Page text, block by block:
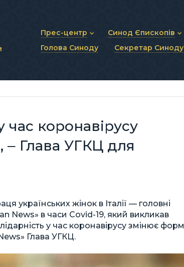
Прес-центр
Новини та анонси
Синод Єпископів
Статут Синоду
Синодальні органи
Голова Синоду Секретар Синоду
час коронавірусу
‒ Глава УГКЦ для
українських жінок в Італії — головні
News» в часи Covid-19, який викликав
у час коронавірусу змінює
Глава УГКЦ.